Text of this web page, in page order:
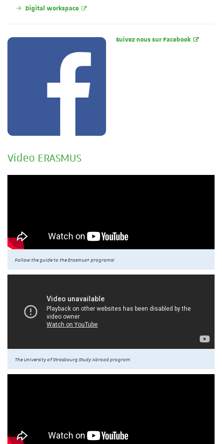
Digital workspace
Suivez nous sur Facebook
Video ERASMUS
Follow the guide to the Erasmus+ programs!
The University of Strasbourg Study Abroad program